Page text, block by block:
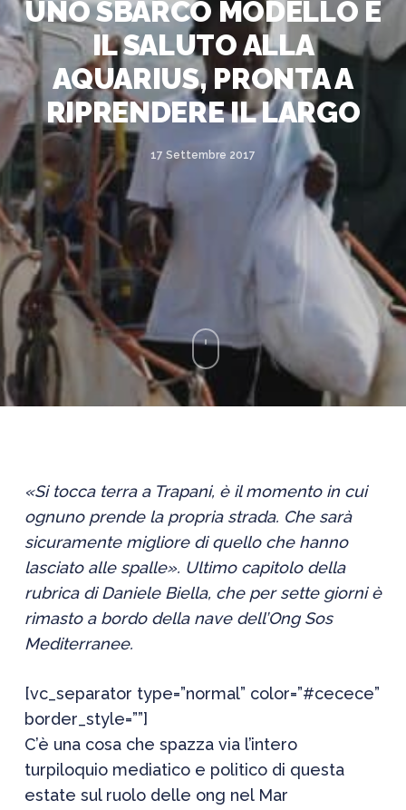
UNO SBARCO MODELLO E
IL SALUTO ALLA
AQUARIUS, PRONTA A
RIPRENDERE IL LARGO
17 Settembre 2017
«Si tocca terra a Trapani, è il momento in cui
ognuno prende la propria strada. Che sarà
sicuramente migliore di quello che hanno
lasciato alle spalle». Ultimo capitolo della
rubrica di Daniele Biella, che per sette giorni è
rimasto a bordo della nave dell’Ong Sos
Mediterranee.
[vc_separator type=”normal” color=”#cecece”
border_style=””]
C’è una cosa che spazza via l’intero
turpiloquio mediatico e politico di questa
estate sul ruolo delle ong nel Mar